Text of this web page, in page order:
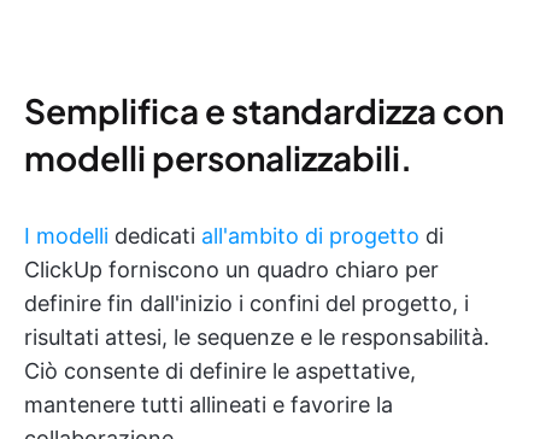
Semplifica e standardizza con
modelli personalizzabili.
I modelli dedicati all'ambito di progetto di
ClickUp forniscono un quadro chiaro per
definire fin dall'inizio i confini del progetto, i
risultati attesi, le sequenze e le responsabilità.
Ciò consente di definire le aspettative,
mantenere tutti allineati e favorire la